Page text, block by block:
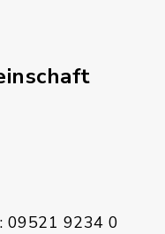
09521 9234 0